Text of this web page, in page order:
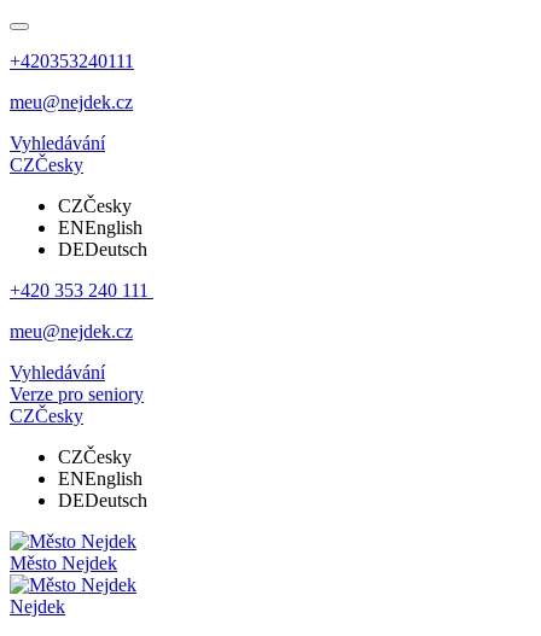
+420353240111
meu@nejdek.cz
Vyhledávání
CZČesky
CZČesky
ENEnglish
DEDeutsch
+420 353 240 111
meu@nejdek.cz
Vyhledávání
Verze pro seniory
CZČesky
CZČesky
ENEnglish
DEDeutsch
Město Nejdek
Nejdek